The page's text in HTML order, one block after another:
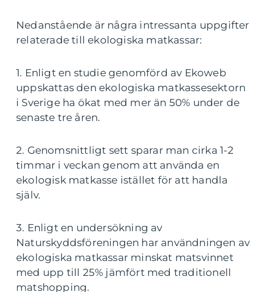
Nedanstående är några intressanta uppgifter
relaterade till ekologiska matkassar:
1. Enligt en studie genomförd av Ekoweb
uppskattas den ekologiska matkassesektorn
i Sverige ha ökat med mer än 50% under de
senaste tre åren.
2. Genomsnittligt sett sparar man cirka 1-2
timmar i veckan genom att använda en
ekologisk matkasse istället för att handla
själv.
3. Enligt en undersökning av
Naturskyddsföreningen har användningen av
ekologiska matkassar minskat matsvinnet
med upp till 25% jämfört med traditionell
matshopping.